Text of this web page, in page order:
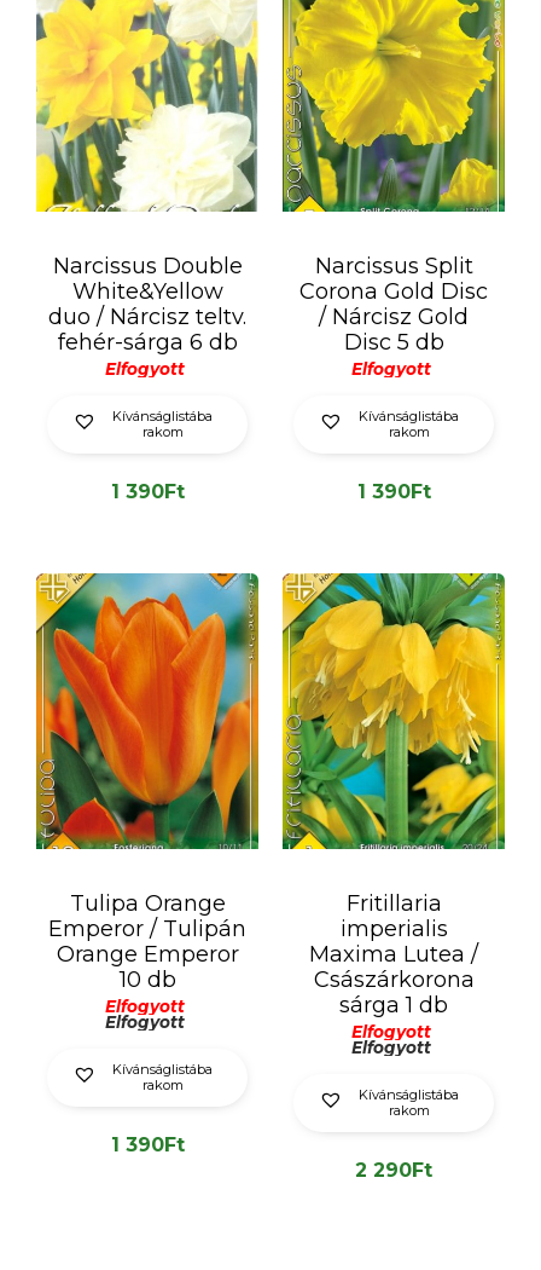
Narcissus Double
White&Yellow
duo / Nárcisz teltv.
fehér-sárga 6 db
Elfogyott
Kívánságlistába
rakom
1 390Ft
Narcissus Split
Corona Gold Disc
/ Nárcisz Gold
Disc 5 db
Elfogyott
Kívánságlistába
rakom
1 390Ft
Tulipa Orange
Emperor / Tulipán
Orange Emperor
10 db
Elfogyott
Elfogyott
Kívánságlistába
rakom
1 390Ft
Fritillaria
imperialis
Maxima Lutea /
Császárkorona
sárga 1 db
Elfogyott
Elfogyott
Kívánságlistába
rakom
2 290Ft